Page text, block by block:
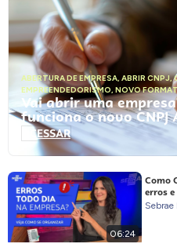
ABERTURA DE EMPRESA, ABRIR CNPJ,
EMPREENDEDORISMO, NOVO
Vai abrir uma
funciona o novo
ACESSAR
06:24
Como
erros e
Sebrae